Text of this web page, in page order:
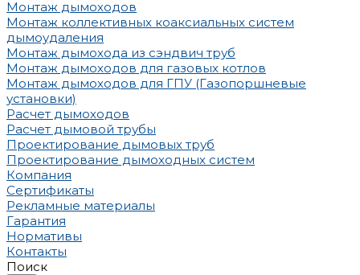
Монтаж дымоходов
Монтаж коллективных коаксиальных систем
дымоудаления
Монтаж дымохода из сэндвич труб
Монтаж дымоходов для газовых котлов
Монтаж дымоходов для ГПУ (Газопоршневые
установки)
Расчет дымоходов
Расчет дымовой трубы
Проектирование дымовых труб
Проектирование дымоходных систем
Компания
Сертификаты
Рекламные материалы
Гарантия
Нормативы
Контакты
Поиск